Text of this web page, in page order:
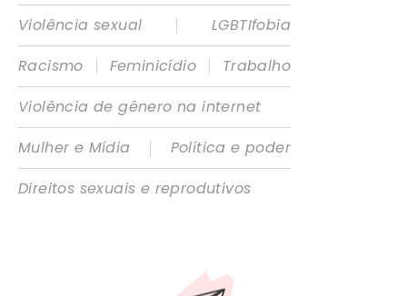
Violência sexual
|
LGBTIfobia
Racismo
| Feminicídio |
Trabalho
Violência de gênero na internet
Mulher e Mídia
|
Política e poder
Direitos sexuais e reprodutivos